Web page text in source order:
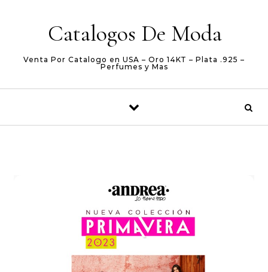
Catalogos De Moda
Venta Por Catalogo en USA – Oro 14KT – Plata .925 –
Perfumes y Mas